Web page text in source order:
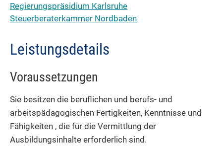
Regierungspräsidium Karlsruhe
Steuerberaterkammer Nordbaden
Leistungsdetails
Voraussetzungen
Sie besitzen die beruflichen und berufs- und
arbeitspädagogischen Fertigkeiten, Kenntnisse und
Fähigkeiten , die für die Vermittlung der
Ausbildungsinhalte erforderlich sind.